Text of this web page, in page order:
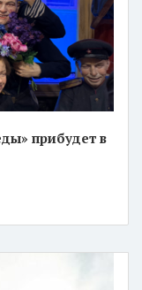
прибудет в